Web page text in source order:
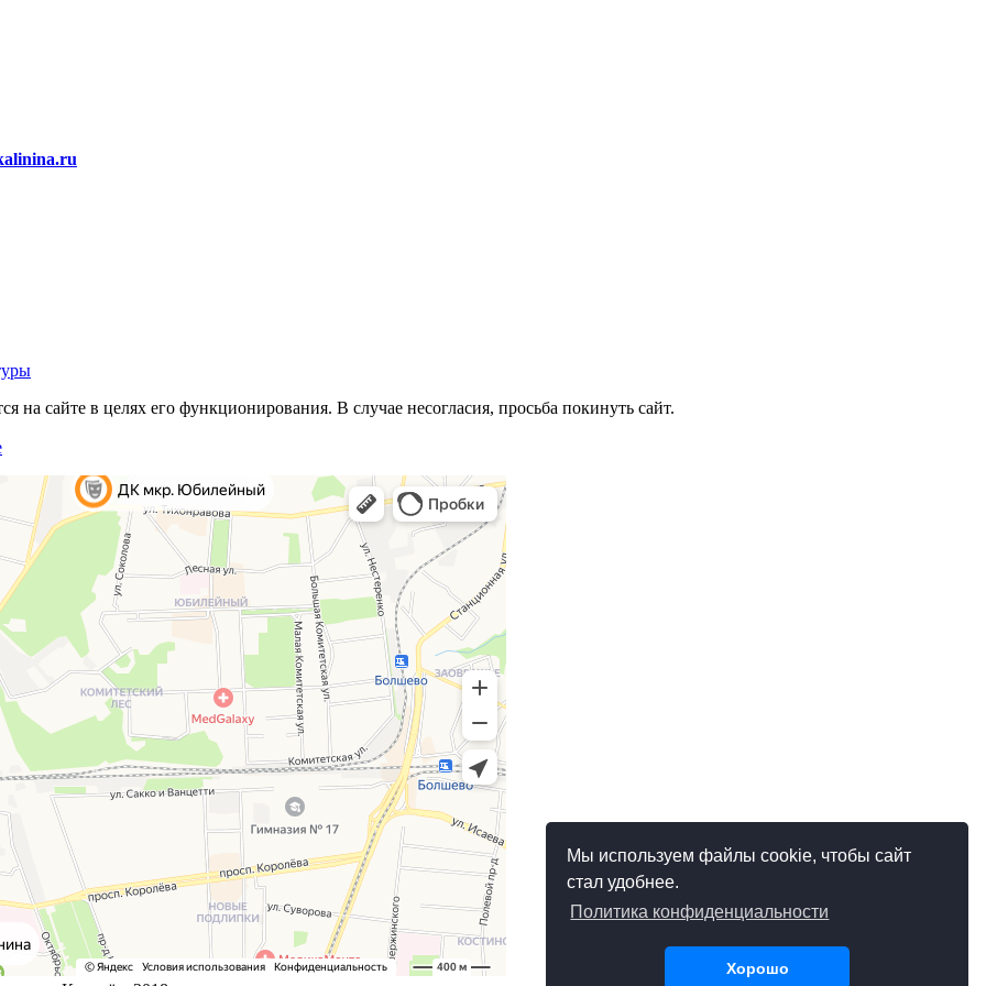
Мы используем файлы cookie, чтобы сайт
стал удобнее.
Политика конфиденциальности
Хорошо
сайте в целях его функционирования. В случае несогласия, просьба покинуть сайт.